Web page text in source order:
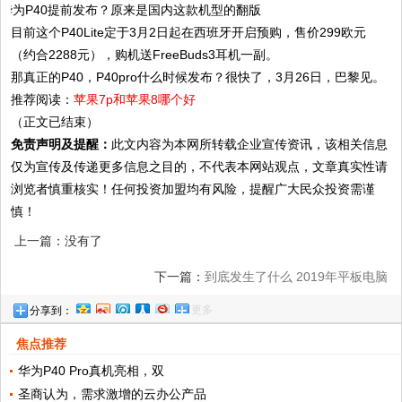
目前这个P40Lite定于3月2日起在西班牙开启预购，售价299欧元
（约合2288元），购机送FreeBuds3耳机一副。
那真正的P40，P40pro什么时候发布？很快了，3月26日，巴黎见。
推荐阅读：苹果7p和苹果8哪个好
（正文已结束）
免责声明及提醒： 此文内容为本网所转载企业宣传资讯，该相关信息
仅为宣传及传递更多信息之目的，不代表本网站观点，文章真实性请
浏览者慎重核实！任何投资加盟均有风险，提醒广大民众投资需谨
慎！
上一篇：没有了
下一篇： 到底发生了什么 2019年平板电脑
分享到： 更多
焦点推荐
华为P40 Pro真机亮相，双
圣商认为，需求激增的云办公产品